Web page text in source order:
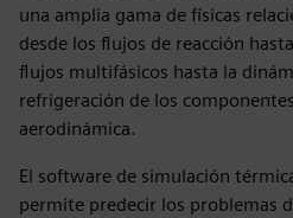
una amplia gama de físicas
desde los flujos de reacción
flujos multifásicos hasta la
refrigeración de los
aerodinámica.
El software de simulación
permite predecir los problemas